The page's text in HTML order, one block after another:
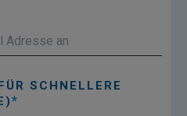
SCHNELLERE